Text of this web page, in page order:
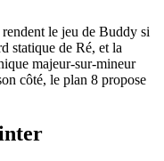
le jeu de Buddy si
statique de Ré, et la
majeur-sur-mineur
côté, le plan 8 propose